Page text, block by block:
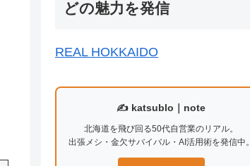
どの魅力を発信
REAL HOKKAIDO
✍️ katsublo｜note
北海道を飛び回る50代自営業のリアル。
出張メシ・金欠サバイバル・AI活用術を発信中。